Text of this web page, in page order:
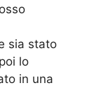
sia stato
lo
in una